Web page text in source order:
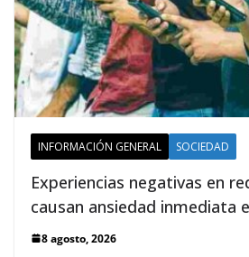
INFORMACIÓN GENERAL SOCIEDAD
Experiencias negativas en
causan ansiedad inmediata
8 agosto, 2026